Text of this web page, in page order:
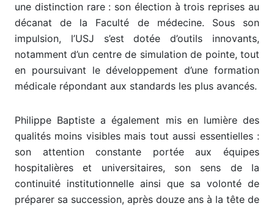
une distinction rare : son élection à trois reprises au
décanat de la Faculté de médecine. Sous son
impulsion, l’USJ s’est dotée d’outils innovants,
notamment d’un centre de simulation de pointe, tout
en poursuivant le développement d’une formation
médicale répondant aux standards les plus avancés.
Philippe Baptiste a également mis en lumière des
qualités moins visibles mais tout aussi essentielles :
son attention constante portée aux équipes
hospitalières et universitaires, son sens de la
continuité institutionnelle ainsi que sa volonté de
préparer sa succession, après douze ans à la tête de